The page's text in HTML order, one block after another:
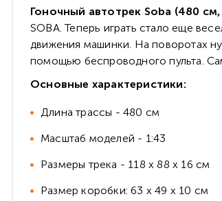
Гоночный автотрек Soba (480
SOBA. Теперь играть стало еще
движения машинки. На поворотах
помощью беспроводного пульта.
Основные характеристики:
Длина трассы - 480 см
Масштаб моделей - 1:43
Размеры трека - 118 х 88 х 16 см
Размер коробки: 63 х 49 х 10 см